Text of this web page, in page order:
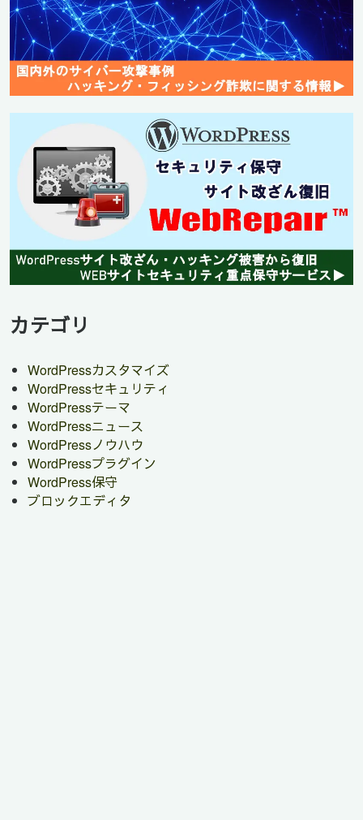
カテゴリ
WordPressカスタマイズ
WordPressセキュリティ
WordPressテーマ
WordPressニュース
WordPressノウハウ
WordPressプラグイン
WordPress保守
ブロックエディタ